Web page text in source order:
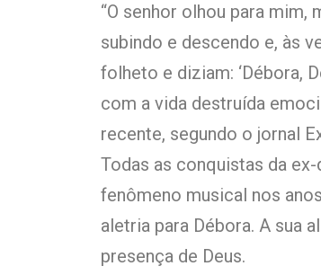
“O senhor olhou para mim,
subindo e descendo e, às
folheto e diziam: ‘Débora,
com a vida destruída
recente, segundo o jornal
Todas as conquistas da
fenômeno musical nos
aletria para Débora. A sua
presença de Deus.